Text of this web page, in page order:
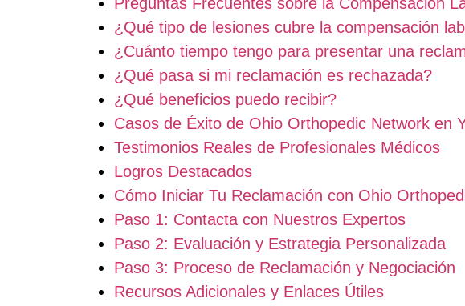
¿Qué tipo de lesiones cubre la compensación
¿Cuánto tiempo tengo para presentar una
¿Qué pasa si mi reclamación es rechazada?
¿Qué beneficios puedo recibir?
Casos de Éxito de Ohio Orthopedic Network en
Testimonios Reales de Profesionales Médicos
Logros Destacados
Cómo Iniciar Tu Reclamación con Ohio
Paso 1: Contacta con Nuestros Expertos
Paso 2: Evaluación y Estrategia Personalizada
Paso 3: Proceso de Reclamación y Negociación
Recursos Adicionales y Enlaces Útiles